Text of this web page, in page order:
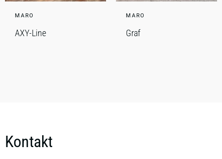
MARO
AXY-Line
MARO
Graf
Kontakt